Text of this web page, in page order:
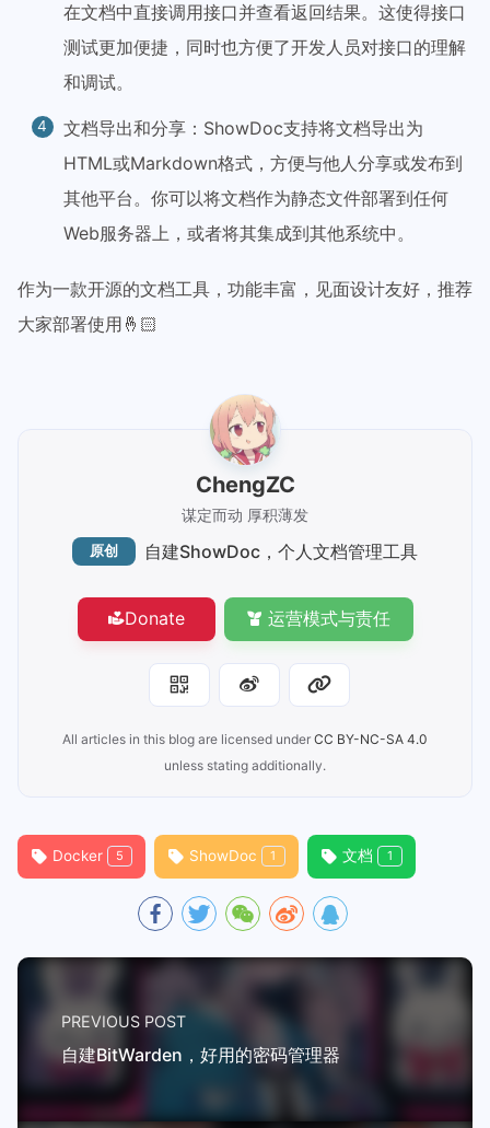
在文档中直接调用接口并查看返回结果。这使得接口
测试更加便捷，同时也方便了开发人员对接口的理解
和调试。
文档导出和分享：ShowDoc支持将文档导出为
HTML或Markdown格式，方便与他人分享或发布到
其他平台。你可以将文档作为静态文件部署到任何
Web服务器上，或者将其集成到其他系统中。
作为一款开源的文档工具，功能丰富，见面设计友好，推荐
大家部署使用🤞🏻
ChengZC
谋定而动 厚积薄发
原创 自建ShowDoc，个人文档管理工具
Donate 运营模式与责任
All articles in this blog are licensed under CC BY-NC-SA 4.0
unless stating additionally.
Docker 5 ShowDoc 1 文档 1
PREVIOUS POST
自建BitWarden，好用的密码管理器